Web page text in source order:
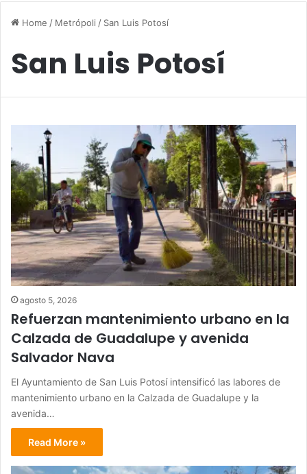
Home / Metrópoli / San Luis Potosí
San Luis Potosí
agosto 5, 2026
Refuerzan mantenimiento urbano en la
Calzada de Guadalupe y avenida
Salvador Nava
El Ayuntamiento de San Luis Potosí intensificó las labores de
mantenimiento urbano en la Calzada de Guadalupe y la
avenida…
Read More »